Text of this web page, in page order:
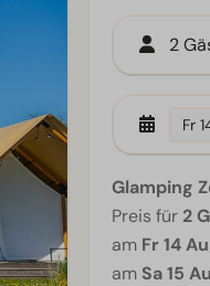
2
Fr
Glamping
Preis für 2
am Fr 14
am Sa 15